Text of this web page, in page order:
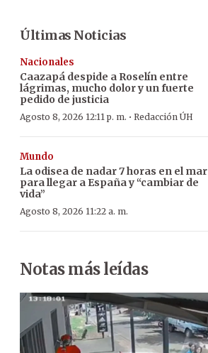
Últimas Noticias
Nacionales
Caazapá despide a Roselín entre
lágrimas, mucho dolor y un fuerte
pedido de justicia
Agosto 8, 2026 12:11 p. m. · Redacción ÚH
Mundo
La odisea de nadar 7 horas en el mar
para llegar a España y “cambiar de
vida”
Agosto 8, 2026 11:22 a. m.
Notas más leídas